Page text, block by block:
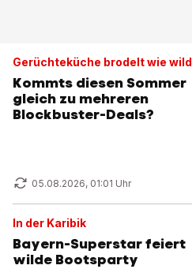
Gerüchteküche brodelt wie wild
Kommts diesen Sommer
gleich zu mehreren
Blockbuster-Deals?
05.08.2026, 01:01 Uhr
In der Karibik
Bayern-Superstar feiert
wilde Bootsparty